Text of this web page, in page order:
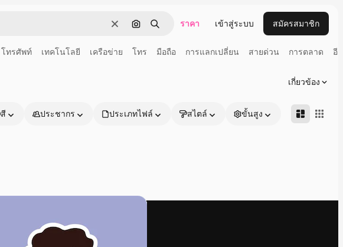
ชัดเจนค้นหาตามรูปภาพ
ค้นหา ราคา เข้าสู่ระบบ สมัครสมาชิก
โทรศัพท์ เทคโนโลยี เครือข่าย โทร มือถือ การแลกเปลี่ยน สายด่วน การตลาด อี
เกี่ยวข้อง
สี ประชากร ประเภทไฟล์ สไตล์ ขั้นสูง